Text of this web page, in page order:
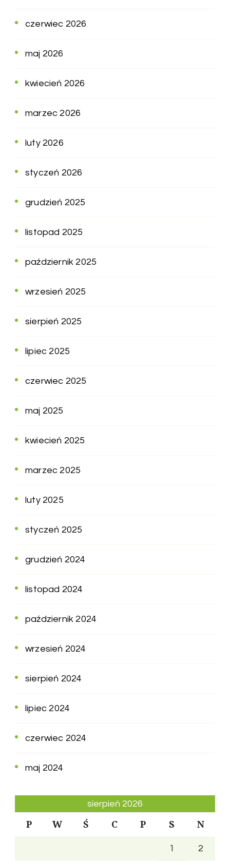
czerwiec 2026
maj 2026
kwiecień 2026
marzec 2026
luty 2026
styczeń 2026
grudzień 2025
listopad 2025
październik 2025
wrzesień 2025
sierpień 2025
lipiec 2025
czerwiec 2025
maj 2025
kwiecień 2025
marzec 2025
luty 2025
styczeń 2025
grudzień 2024
listopad 2024
październik 2024
wrzesień 2024
sierpień 2024
lipiec 2024
czerwiec 2024
maj 2024
sierpień 2026
P W Ś C P S N
1 2